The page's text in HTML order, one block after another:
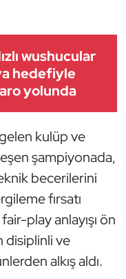
wushucular
hedefiyle
yolunda
kulüp ve
şampiyonada,
becerilerini
fırsatı
play anlayışı ön
disiplinli ve
alkış aldı.